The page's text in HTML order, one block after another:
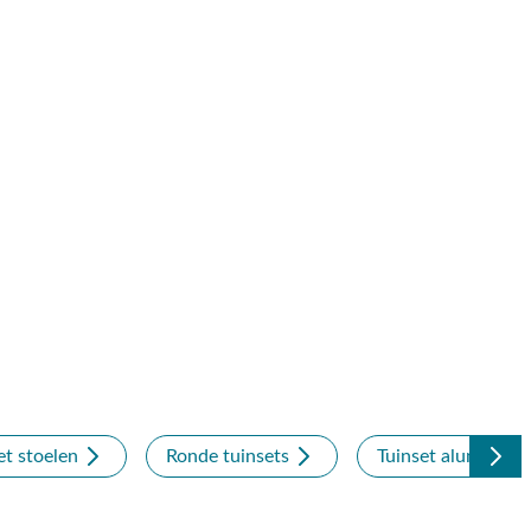
stoelen Ronde tuinsets Tuinset